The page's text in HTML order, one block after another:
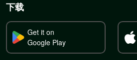
下载
Get it on
Google Play